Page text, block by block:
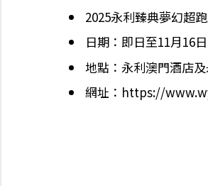
2025永利臻典夢幻超
日期：即日至11月16
地點：永利澳門酒店
網址：https://